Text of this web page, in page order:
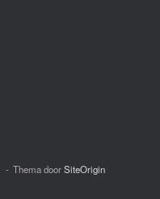
Thema doorSiteOrigin